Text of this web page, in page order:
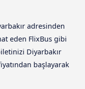
adresinden
eden FlixBus gibi
Diyarbakır
başlayarak